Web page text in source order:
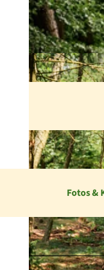
Fotos &